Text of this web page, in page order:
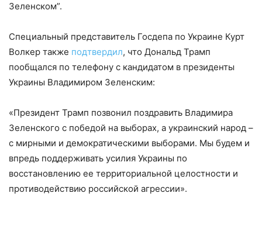
Зеленском”.
Специальный представитель Госдепа по Украине Курт
Волкер также подтвердил, что Дональд Трамп
пообщался по телефону с кандидатом в президенты
Украины Владимиром Зеленским:
«Президент Трамп позвонил поздравить Владимира
Зеленского с победой на выборах, а украинский народ –
с мирными и демократическими выборами. Мы будем и
впредь поддерживать усилия Украины по
восстановлению ее территориальной целостности и
противодействию российской агрессии».